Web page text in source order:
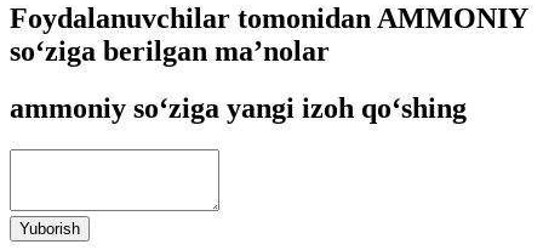
Foydalanuvchilar tomonidan AMMONIY
so‘ziga berilgan ma’nolar
ammoniy so‘ziga yangi izoh qo‘shing
Yuborish